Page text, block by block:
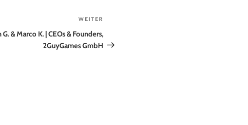
WEITER
G. & Marco K. | CEOs & Founders,
2GuyGames GmbH